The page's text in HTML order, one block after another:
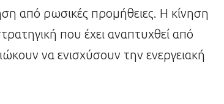
από ρωσικές προμήθειες. Η κίνηση
που έχει αναπτυχθεί από
να ενισχύσουν την ενεργειακή